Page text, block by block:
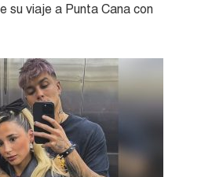
su viaje a Punta Cana con